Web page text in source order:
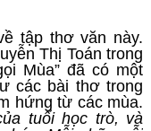
tập thơ văn này.
Thị Toán trong
Mùa” đã có một
các bài thơ trong
hứng từ các mùa.
tuổi học trò, và